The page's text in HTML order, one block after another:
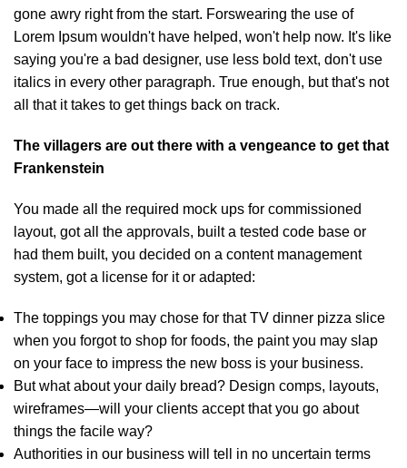
gone awry right from the start. Forswearing the use of
Lorem Ipsum wouldn't have helped, won't help now. It's like
saying you're a bad designer, use less bold text, don't use
italics in every other paragraph. True enough, but that's not
all that it takes to get things back on track.
The villagers are out there with a vengeance to get that
Frankenstein
You made all the required mock ups for commissioned
layout, got all the approvals, built a tested code base or
had them built, you decided on a content management
system, got a license for it or adapted:
The toppings you may chose for that TV dinner pizza slice
when you forgot to shop for foods, the paint you may slap
on your face to impress the new boss is your business.
But what about your daily bread? Design comps, layouts,
wireframes—will your clients accept that you go about
things the facile way?
Authorities in our business will tell in no uncertain terms